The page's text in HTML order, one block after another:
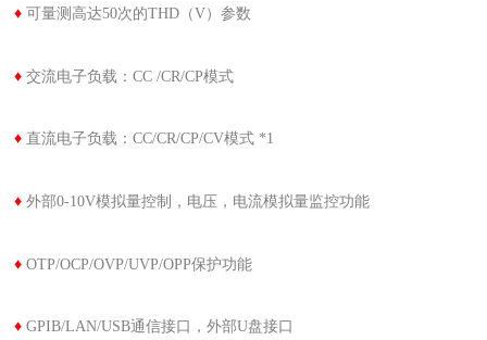
♦可量测高达50次的THD（V）参数
♦交流电子负载：CC /CR/CP模式
♦ 直流电子负载：CC/CR/CP/CV模式 *1
♦外部0-10V模拟量控制，电压，电流模拟量监控功能
♦OTP/OCP/OVP/UVP/OPP保护功能
♦GPIB/LAN/USB通信接口，外部U盘接口